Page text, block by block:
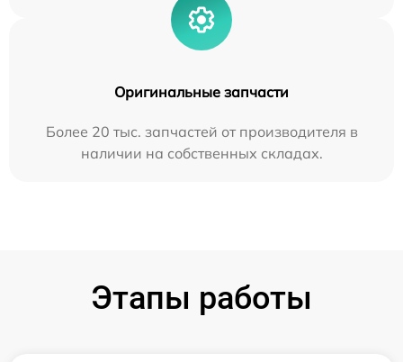
Оригинальные запчасти
Более 20 тыс. запчастей от производителя в
наличии на собственных складах.
Этапы работы